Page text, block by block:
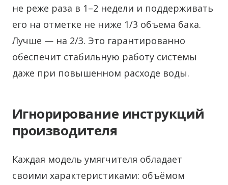
не реже раза в 1–2 недели и поддерживать
его на отметке не ниже 1/3 объема бака.
Лучше — на 2/3. Это гарантированно
обеспечит стабильную работу системы
даже при повышенном расходе воды.
Игнорирование инструкций
производителя
Каждая модель умягчителя обладает
своими характеристиками: объёмом